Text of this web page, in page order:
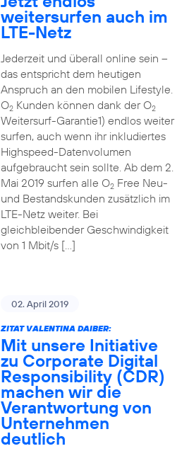
weitersurfen auch im
LTE-Netz
Jederzeit und überall online sein –
das entspricht dem heutigen
Anspruch an den mobilen Lifestyle.
O2Kunden können dank der O2
Weitersurf-Garantie1) endlos weiter
surfen, auch wenn ihr inkludiertes
Highspeed-Datenvolumen
aufgebraucht sein sollte. Ab dem 2.
Mai 2019 surfen alle O2Free Neu-
und Bestandskunden zusätzlich im
LTE-Netz weiter. Bei
gleichbleibender Geschwindigkeit
von 1 Mbit/s […]
02. April 2019
ZITAT VALENTINA DAIBER:
Mit unsere Initiative
zu Corporate Digital
Responsibility (CDR)
machen wir die
Verantwortung von
Unternehmen
deutlich